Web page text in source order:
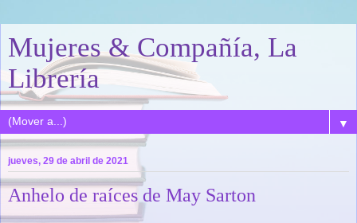
Mujeres & Compañía, La
Librería
▼
jueves, 29 de abril de 2021
Anhelo de raíces de May Sarton